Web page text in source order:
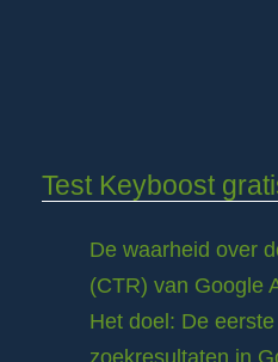
Test Keyboost
De waarheid over
(CTR) van Google
Het doel: De